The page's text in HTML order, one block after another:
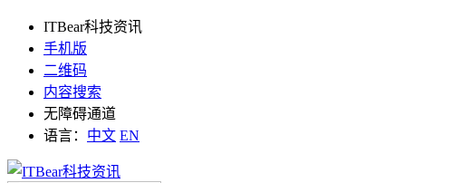
ITBear科技资讯
手机版
二维码
内容搜索
无障碍通道
语言： 中文 EN